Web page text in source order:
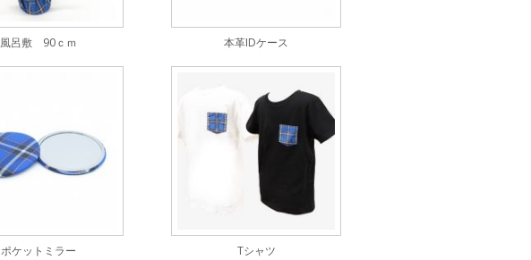
風呂敷 90ｃｍ 本革IDケース
ポケットミラー Tシャツ